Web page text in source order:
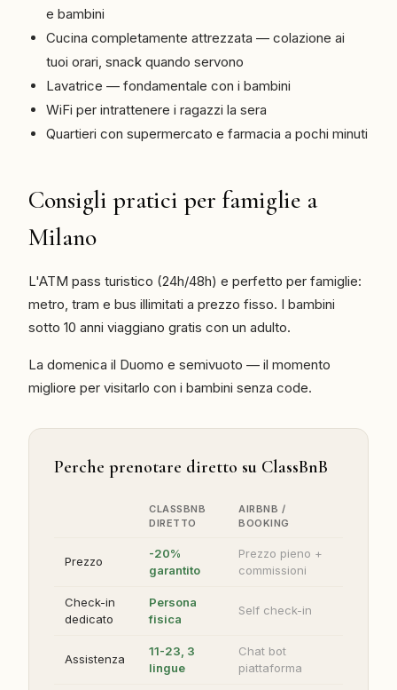
e bambini
Cucina completamente attrezzata — colazione ai
tuoi orari, snack quando servono
Lavatrice — fondamentale con i bambini
WiFi per intrattenere i ragazzi la sera
Quartieri con supermercato e farmacia a pochi minuti
Consigli pratici per famiglie a
Milano
L'ATM pass turistico (24h/48h) e perfetto per famiglie:
metro, tram e bus illimitati a prezzo fisso. I bambini
sotto 10 anni viaggiano gratis con un adulto.
La domenica il Duomo e semivuoto — il momento
migliore per visitarlo con i bambini senza code.
Perche prenotare diretto su ClassBnB
CLASSBNB
DIRETTO
AIRBNB /
BOOKING
Prezzo
-20%
garantito
Prezzo pieno +
commissioni
Check-in
dedicato
Persona
fisica
Self check-in
Assistenza
11-23, 3
lingue
Chat bot
piattaforma